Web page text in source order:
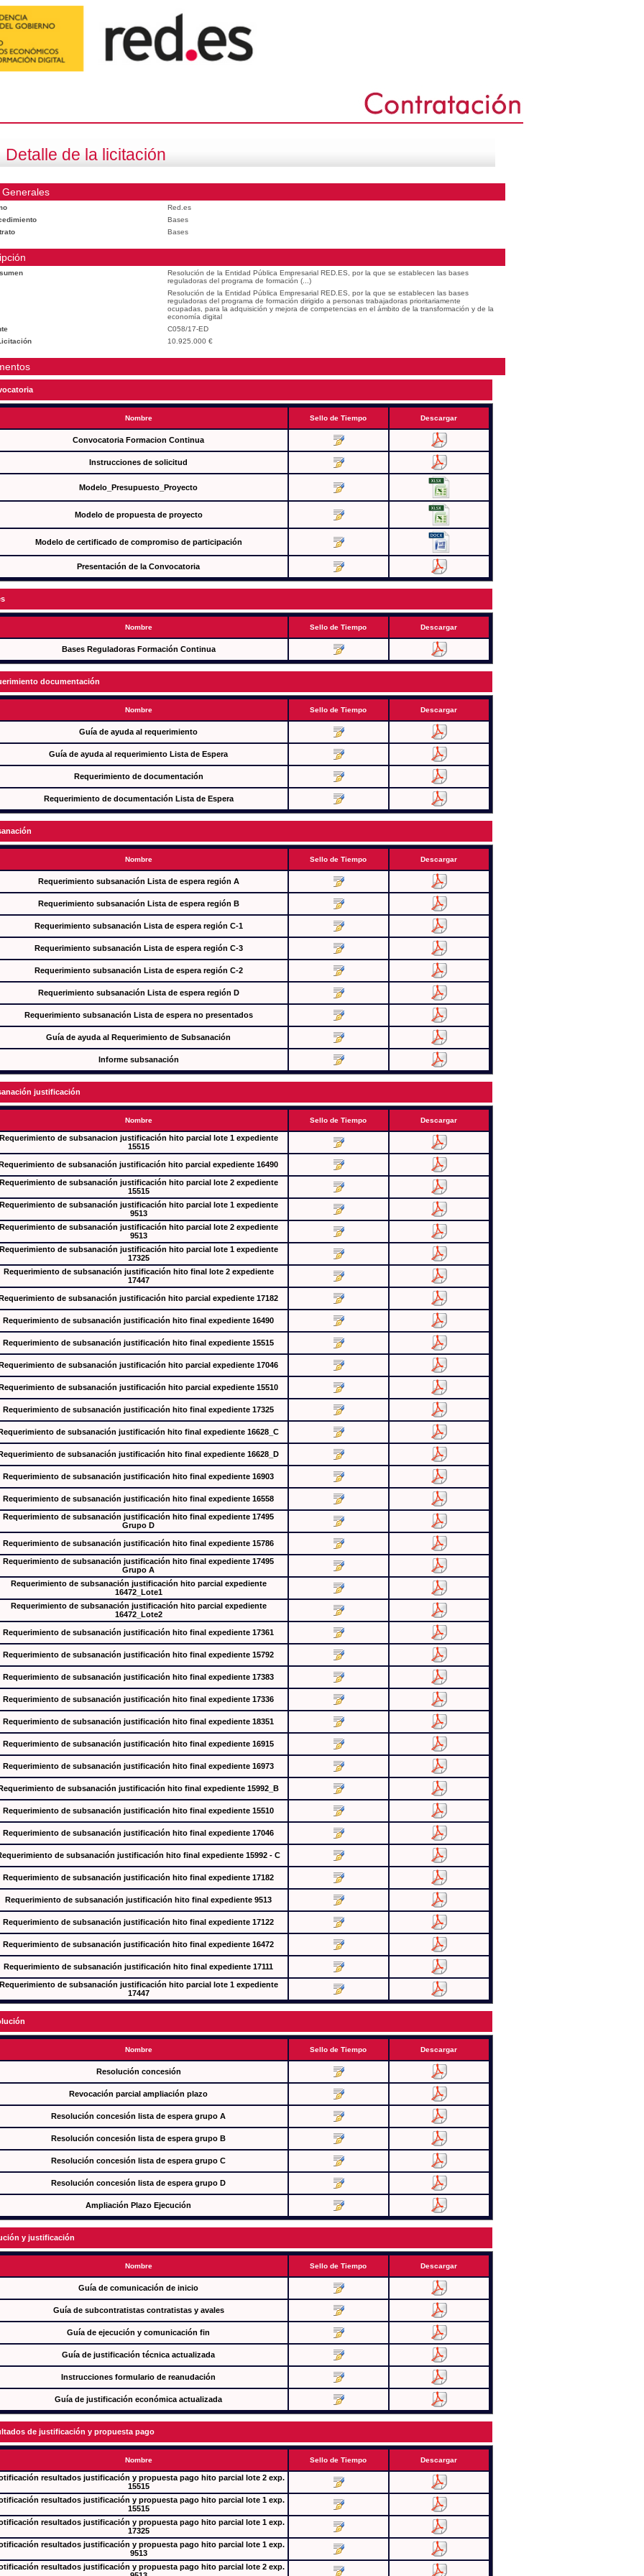
Detalle de la licitación
Red.es
Bases
Bases
Resolución de la Entidad Pública Empresarial RED.ES, por la que se establecen las bases
reguladoras del programa de formación (...)
Resolución de la Entidad Pública Empresarial RED.ES, por la que se establecen las bases
reguladoras del programa de formación dirigido a personas trabajadoras prioritariamente
ocupadas, para la adquisición y mejora de competencias en el ámbito de la transformación y de la
economía digital
C058/17-ED
10.925.000 €
Nombre Sello de Tiempo Descargar
Convocatoria Formacion Continua
Instrucciones de solicitud
Modelo_Presupuesto_Proyecto
Modelo de propuesta de proyecto
Modelo de certificado de compromiso de participación
Presentación de la Convocatoria
Nombre Sello de Tiempo Descargar
Bases Reguladoras Formación Continua
documentación
Nombre Sello de Tiempo Descargar
Guía de ayuda al requerimiento
Guía de ayuda al requerimiento Lista de Espera
Requerimiento de documentación
Requerimiento de documentación Lista de Espera
Nombre Sello de Tiempo Descargar
Requerimiento subsanación Lista de espera región A
Requerimiento subsanación Lista de espera región B
Requerimiento subsanación Lista de espera región C-1
Requerimiento subsanación Lista de espera región C-3
Requerimiento subsanación Lista de espera región C-2
Requerimiento subsanación Lista de espera región D
Requerimiento subsanación Lista de espera no presentados
Guía de ayuda al Requerimiento de Subsanación
Informe subsanación
justificación
Nombre Sello de Tiempo Descargar
de subsanacion justificación hito parcial lote 1 expediente
15515
de subsanación justificación hito parcial expediente 16490
de subsanación justificación hito parcial lote 2 expediente
15515
de subsanación justificación hito parcial lote 1 expediente
9513
de subsanación justificación hito parcial lote 2 expediente
9513
de subsanación justificación hito parcial lote 1 expediente
17325
Requerimiento de subsanación justificación hito final lote 2 expediente
17447
de subsanación justificación hito parcial expediente 17182
Requerimiento de subsanación justificación hito final expediente 16490
Requerimiento de subsanación justificación hito final expediente 15515
de subsanación justificación hito parcial expediente 17046
de subsanación justificación hito parcial expediente 15510
Requerimiento de subsanación justificación hito final expediente 17325
de subsanación justificación hito final expediente 16628_C
de subsanación justificación hito final expediente 16628_D
Requerimiento de subsanación justificación hito final expediente 16903
Requerimiento de subsanación justificación hito final expediente 16558
Requerimiento de subsanación justificación hito final expediente 17495
Grupo D
Requerimiento de subsanación justificación hito final expediente 15786
Requerimiento de subsanación justificación hito final expediente 17495
Grupo A
Requerimiento de subsanación justificación hito parcial expediente
16472_Lote1
Requerimiento de subsanación justificación hito parcial expediente
16472_Lote2
Requerimiento de subsanación justificación hito final expediente 17361
Requerimiento de subsanación justificación hito final expediente 15792
Requerimiento de subsanación justificación hito final expediente 17383
Requerimiento de subsanación justificación hito final expediente 17336
Requerimiento de subsanación justificación hito final expediente 18351
Requerimiento de subsanación justificación hito final expediente 16915
Requerimiento de subsanación justificación hito final expediente 16973
de subsanación justificación hito final expediente 15992_B
Requerimiento de subsanación justificación hito final expediente 15510
Requerimiento de subsanación justificación hito final expediente 17046
de subsanación justificación hito final expediente 15992 - C
Requerimiento de subsanación justificación hito final expediente 17182
Requerimiento de subsanación justificación hito final expediente 9513
Requerimiento de subsanación justificación hito final expediente 17122
Requerimiento de subsanación justificación hito final expediente 16472
Requerimiento de subsanación justificación hito final expediente 17111
de subsanación justificación hito parcial lote 1 expediente
17447
Nombre Sello de Tiempo Descargar
Resolución concesión
Revocación parcial ampliación plazo
Resolución concesión lista de espera grupo A
Resolución concesión lista de espera grupo B
Resolución concesión lista de espera grupo C
Resolución concesión lista de espera grupo D
Ampliación Plazo Ejecución
y justificación
Nombre Sello de Tiempo Descargar
Guía de comunicación de inicio
Guía de subcontratistas contratistas y avales
Guía de ejecución y comunicación fin
Guía de justificación técnica actualizada
Instrucciones formulario de reanudación
Guía de justificación económica actualizada
de justificación y propuesta pago
Nombre Sello de Tiempo Descargar
resultados justificación y propuesta pago hito parcial lote 2 exp.
15515
resultados justificación y propuesta pago hito parcial lote 1 exp.
15515
resultados justificación y propuesta pago hito parcial lote 1 exp.
17325
resultados justificación y propuesta pago hito parcial lote 1 exp.
9513
resultados justificación y propuesta pago hito parcial lote 2 exp.